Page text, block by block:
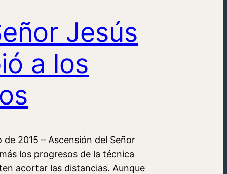
Jesús
a los
de 2015 – Ascensión del Señor
los progresos de la técnica
acortar las distancias. Aunque